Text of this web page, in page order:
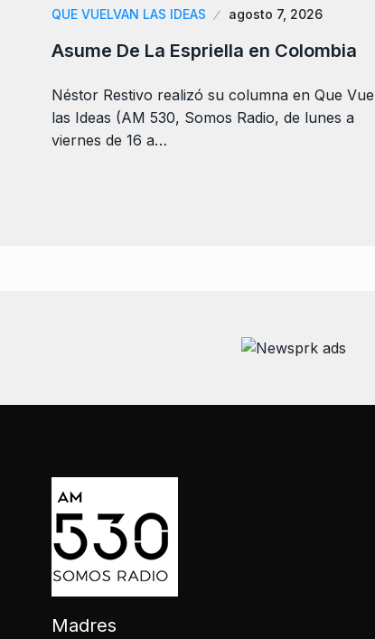
QUE VUELVAN LAS IDEAS agosto 7, 2026
Asume De La Espriella en Colombia
Néstor Restivo realizó su columna en Que
las Ideas (AM 530, Somos Radio, de lunes a
viernes de 16 a…
Madres